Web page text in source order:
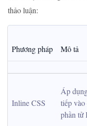
thảo luận:
Phương pháp Mô tả
Inline CSS
Áp
tiếp vào
phần